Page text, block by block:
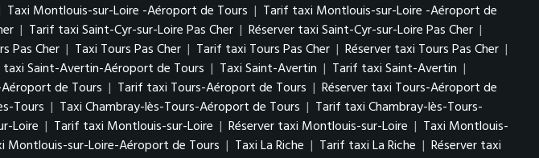
Taxi Montlouis-sur-Loire -Aéroport de Tours | Tarif taxi Montlouis-sur-Loire -Aéroport de
| Tarif taxi Saint-Cyr-sur-Loire Pas Cher | Réserver taxi Saint-Cyr-sur-Loire Pas Cher |
Pas Cher | Taxi Tours Pas Cher | Tarif taxi Tours Pas Cher | Réserver taxi Tours Pas Cher |
taxi Saint-Avertin-Aéroport de Tours | Taxi Saint-Avertin | Tarif taxi Saint-Avertin |
de Tours | Tarif taxi Tours-Aéroport de Tours | Réserver taxi Tours-Aéroport de
Tours | Taxi Chambray-lès-Tours-Aéroport de Tours | Tarif taxi Chambray-lès-Tours-
Loire | Tarif taxi Montlouis-sur-Loire | Réserver taxi Montlouis-sur-Loire | Taxi Montlouis-
Montlouis-sur-Loire-Aéroport de Tours | Taxi La Riche | Tarif taxi La Riche | Réserver taxi